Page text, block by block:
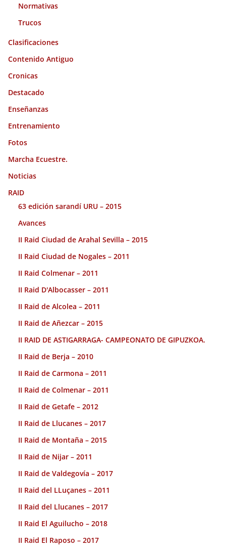
Normativas
Trucos
Clasificaciones
Contenido Antiguo
Cronicas
Destacado
Enseñanzas
Entrenamiento
Fotos
Marcha Ecuestre.
Noticias
RAID
63 edición sarandí URU – 2015
Avances
II Raid Ciudad de Arahal Sevilla – 2015
II Raid Ciudad de Nogales – 2011
II Raid Colmenar – 2011
II Raid D'Albocasser – 2011
II Raid de Alcolea – 2011
II Raid de Añezcar – 2015
II RAID DE ASTIGARRAGA- CAMPEONATO DE GIPUZKOA.
II Raid de Berja – 2010
II Raid de Carmona – 2011
II Raid de Colmenar – 2011
II Raid de Getafe – 2012
II Raid de Llucanes – 2017
II Raid de Montaña – 2015
II Raid de Nijar – 2011
II Raid de Valdegovía – 2017
II Raid del LLuçanes – 2011
II Raid del Llucanes – 2017
II Raid El Aguilucho – 2018
II Raid El Raposo – 2017